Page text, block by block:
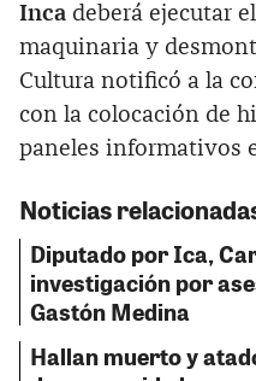
Inca deberá ejecutar
maquinaria y
Cultura notificó a la
con la colocación de
paneles informativos
Noticias
Diputado por Ica,
investigación por
Gastón Medina
Hallan muerto y